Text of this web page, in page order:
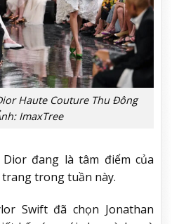
Haute Couture Thu Đông
ImaxTree
Dior đang là tâm điểm của
trong tuần này.
Swift đã chọn Jonathan